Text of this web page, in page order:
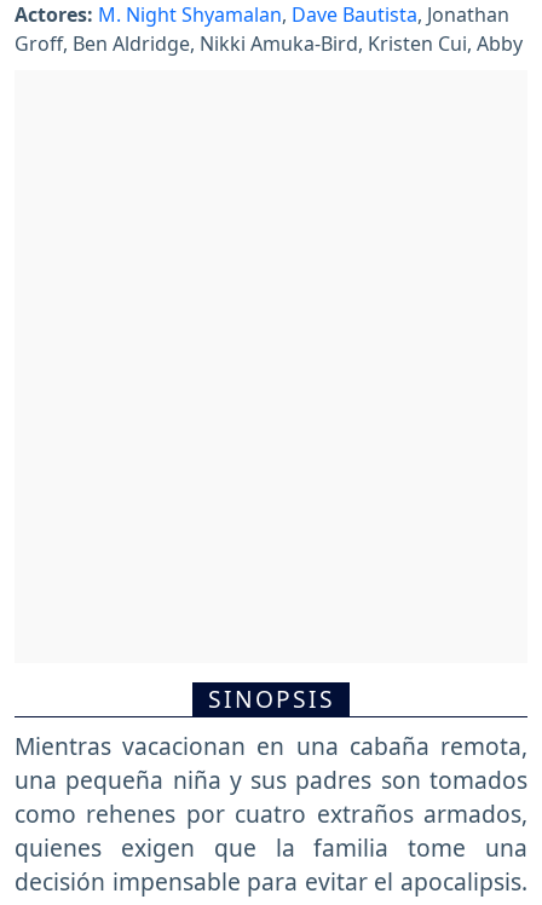
Actores: M. Night Shyamalan, Dave Bautista, Jonathan
Groff, Ben Aldridge, Nikki Amuka-Bird, Kristen Cui, Abby
SINOPSIS
Mientras vacacionan en una cabaña remota,
una pequeña niña y sus padres son tomados
como rehenes por cuatro extraños armados,
quienes exigen que la familia tome una
decisión impensable para evitar el apocalipsis.